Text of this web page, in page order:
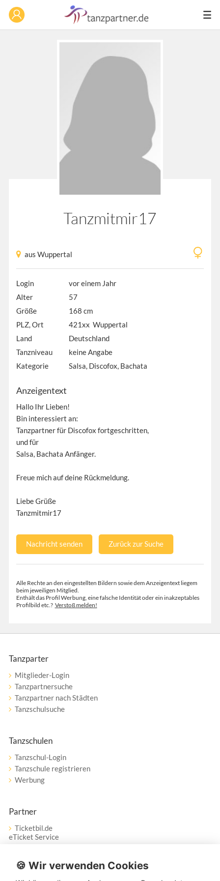
Tanzmitmir17
aus Wuppertal
Login
vor einem Jahr
Alter
57
Größe
168 cm
PLZ, Ort
421xx Wuppertal
Land
Deutschland
Tanzniveau
keine Angabe
Kategorie
Salsa, Discofox, Bachata
Anzeigentext
Hallo Ihr Lieben!
Bin interessiert an:
Tanzpartner für Discofox fortgeschritten,
und für
Salsa, Bachata Anfänger.
Freue mich auf deine Rückmeldung.
Liebe Grüße
Tanzmitmir17
Nachricht senden Zurück zur Suche
Alle Rechte an den eingestellten Bildern sowie dem Anzeigentext liegem
beim jeweiligen Mitglied.
Enthält das Profil Werbung, eine falsche Identität oder ein inakzeptables
Profilbild etc.? Verstoß melden!
Tanzparter
Mitglieder-Login
Tanzpartnersuche
Tanzpartner nach Städten
Tanzschulsuche
Tanzschulen
Tanzschul-Login
Tanzschule registrieren
Werbung
Partner
Ticketbil.de
eTicket Service
Vertrag widerrufen
🍪 Wir verwenden Cookies